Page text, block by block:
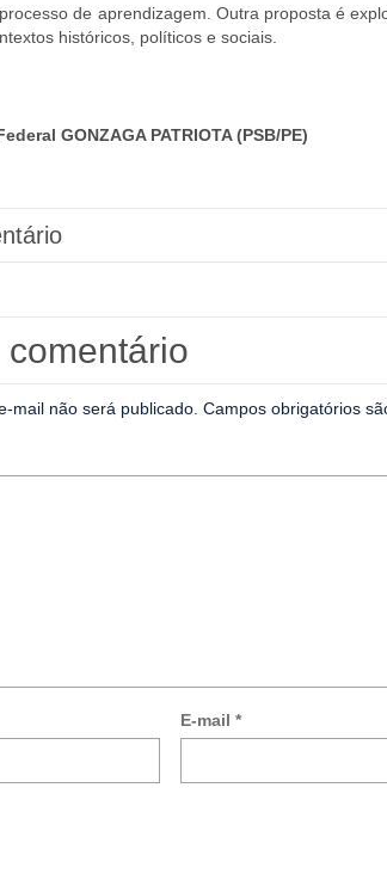
de aprendizagem. Outra proposta é
históricos, políticos e sociais.
GONZAGA PATRIOTA (PSB/PE)
mail não será publicado. Campos obrigatórios
E-mail *